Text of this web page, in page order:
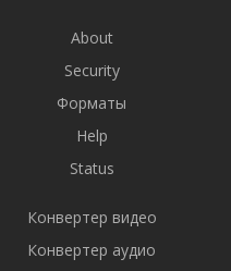
About
Security
Форматы
Help
Status
Конвертер видео
Конвертер аудио